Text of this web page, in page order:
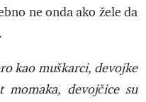
ne onda ako žele da
kao muškarci, devojke
devojčice su